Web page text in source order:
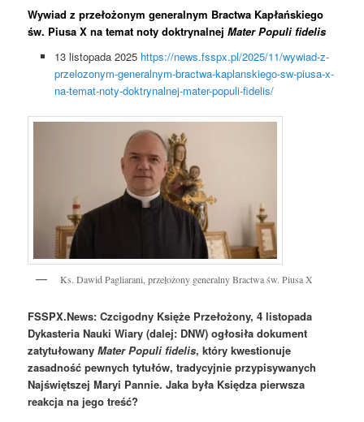
Wywiad z przełożonym generalnym Bractwa Kapłańskiego
św. Piusa X na temat noty doktrynalnejMater Populi fidelis
13 listopada 2025 https://news.fsspx.pl/2025/11/wywiad-z-
przelozonym-generalnym-bractwa-kaplanskiego-sw-piusa-x-
na-temat-noty-doktrynalnej-mater-populi-fidelis/
Ks. Dawid Pagliarani, przełożony generalny Bractwa św. Piusa X
FSSPX.News: Czcigodny Księże Przełożony, 4 listopada
Dykasteria Nauki Wiary (dalej: DNW) ogłosiła dokument
zatytułowanyMater Populi fidelis, który kwestionuje
zasadność pewnych tytułów, tradycyjnie przypisywanych
Najświętszej Maryi Pannie. Jaka była Księdza pierwsza
reakcja na jego treść?